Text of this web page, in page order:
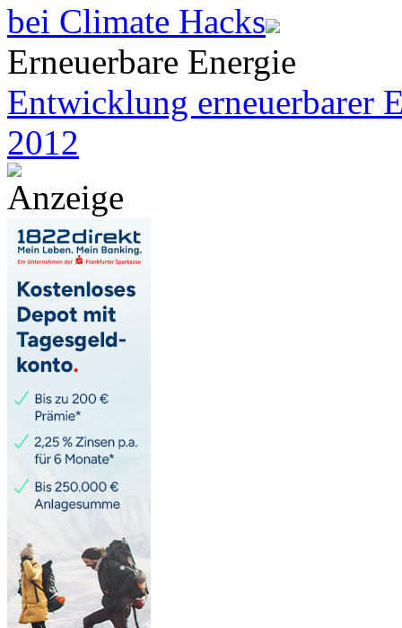
bei Climate Hacks
Erneuerbare Energie
Entwicklung erneuerbarer
2012
Anzeige